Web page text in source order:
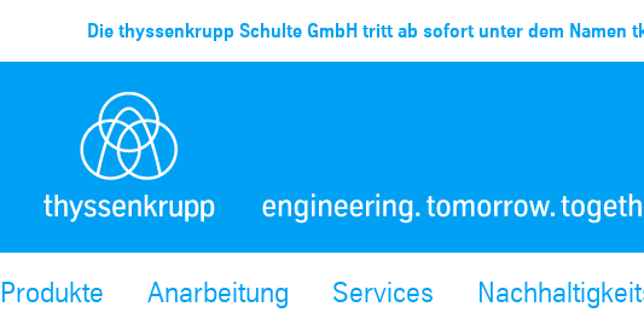
Die thyssenkrupp Schulte GmbH tritt ab sofort unter dem Namen
Produkte Anarbeitung Services